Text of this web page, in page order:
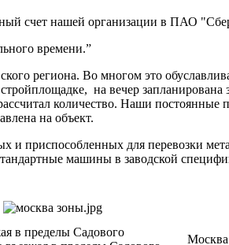
счет нашей организации в ПАО
времени.”
региона. Во многом это
на вечер
рассчитал количество. Наши
на объект.
и приспособленных для перевозки
машины в заводской
в пределы Садового
Москва